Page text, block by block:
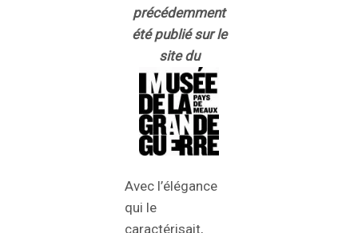
précédemment
été publié sur le
site du
Avec l’élégance
qui le
caractérisait,